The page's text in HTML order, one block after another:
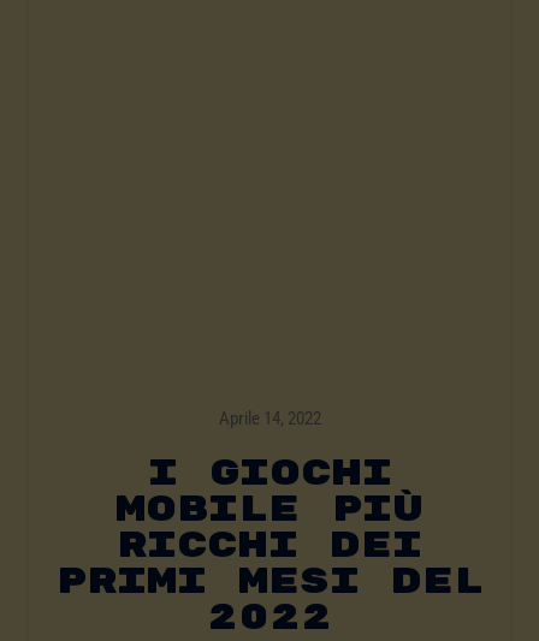
Aprile 14, 2022
I Giochi
Mobile Più
Ricchi Dei
Primi Mesi Del
2022